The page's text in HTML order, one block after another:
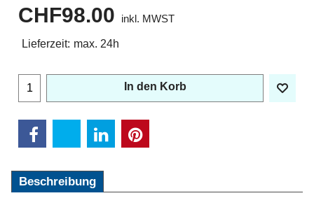
CHF98.00 inkl. MWST
Lieferzeit: max. 24h
In den Korb
Beschreibung